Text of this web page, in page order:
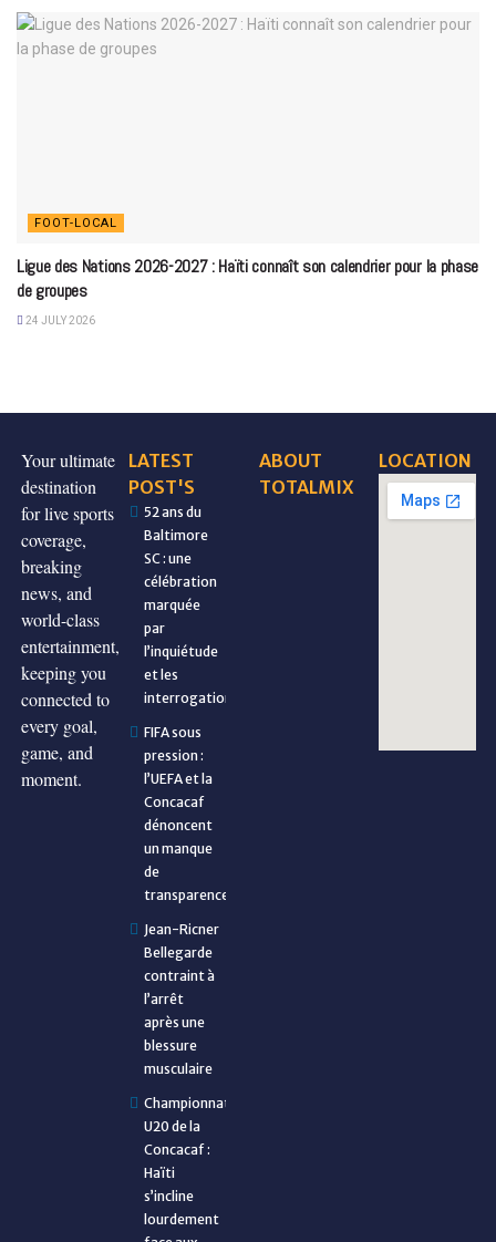
FOOT-LOCAL
Ligue des Nations 2026-2027 : Haïti connaît son calendrier pour la phase
de groupes
24 JULY 2026
Your ultimate
destination
for live sports
coverage,
breaking
news, and
world-class
entertainment,
keeping you
connected to
every goal,
game, and
moment.
LATEST
POST'S
52 ans du
Baltimore
SC : une
célébration
marquée
par
l’inquiétude
et les
interrogations
FIFA sous
pression :
l’UEFA et la
Concacaf
dénoncent
un manque
de
transparence
Jean-Ricner
Bellegarde
contraint à
l’arrêt
après une
blessure
musculaire
Championnat
U20 de la
Concacaf :
Haïti
s’incline
lourdement
ABOUT
TOTALMIX
LOCATION